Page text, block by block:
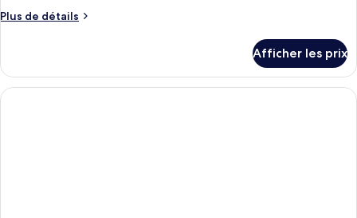
chambre :
2
grands
Plus de détails
Plus
Chambre
Deluxe,
2
Afficher les prix